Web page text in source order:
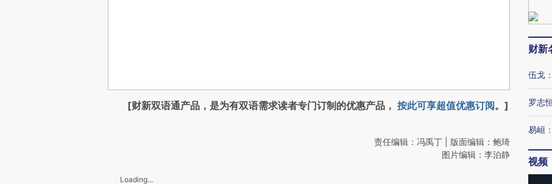
[财新双语通产品，是为有双语需求读者专门订制的优惠产品， 按此可享超值优惠订阅。]
责任编辑：冯禹丁 | 版面编辑：鲍琦
图片编辑：李泊静
Loading...
财新
伍戈 ：
罗志
易峘 ：
视频